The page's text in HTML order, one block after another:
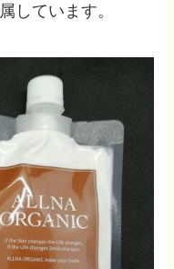
しています。